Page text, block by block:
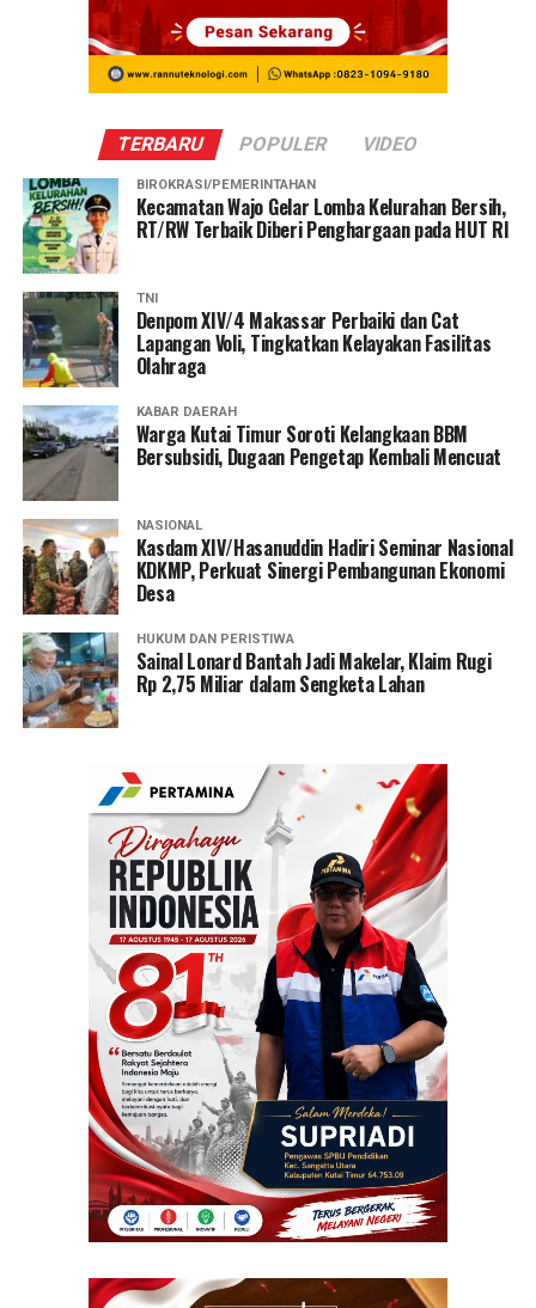
TERBARU POPULER VIDEO
BIROKRASI/PEMERINTAHAN
Kecamatan Wajo Gelar Lomba Kelurahan Bersih,
RT/RW Terbaik Diberi Penghargaan pada HUT RI
TNI
Denpom XIV/4 Makassar Perbaiki dan Cat
Lapangan Voli, Tingkatkan Kelayakan Fasilitas
Olahraga
KABAR DAERAH
Warga Kutai Timur Soroti Kelangkaan BBM
Bersubsidi, Dugaan Pengetap Kembali Mencuat
NASIONAL
Kasdam XIV/Hasanuddin Hadiri Seminar Nasional
KDKMP, Perkuat Sinergi Pembangunan Ekonomi
Desa
HUKUM DAN PERISTIWA
Sainal Lonard Bantah Jadi Makelar, Klaim Rugi
Rp 2,75 Miliar dalam Sengketa Lahan